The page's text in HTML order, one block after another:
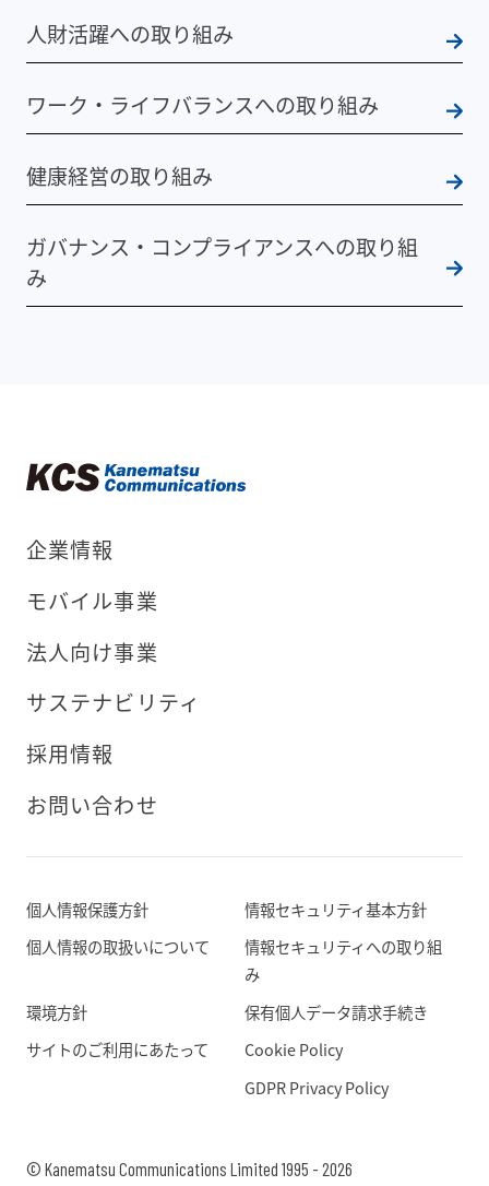
人財活躍への取り組み
ワーク・ライフバランスへの取り組み
健康経営の取り組み
ガバナンス・コンプライアンスへの取り組
み
企業情報
モバイル事業
法人向け事業
サステナビリティ
採用情報
お問い合わせ
個人情報保護方針
情報セキュリティ基本方針
個人情報の取扱いについて
情報セキュリティへの取り組
み
環境方針
保有個人データ請求手続き
サイトのご利用にあたって
Cookie Policy
GDPR Privacy Policy
© Kanematsu Communications Limited 1995 - 2026